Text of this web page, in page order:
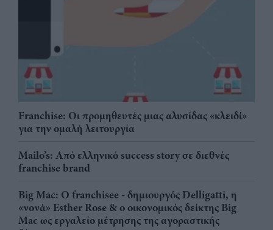
Franchise: Οι προμηθευτές μιας αλυσίδας «κλειδί»
για την ομαλή λειτουργία
Mailo’s: Από ελληνικό success story σε διεθνές
franchise brand
Big Mac: Ο franchisee - δημιουργός Delligatti, η
«νονά» Esther Rose & ο οικονομικός δείκτης Big
Mac ως εργαλείο μέτρησης της αγοραστικής